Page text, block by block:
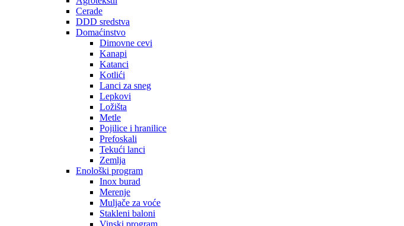
Cerade
DDD sredstva
Domaćinstvo
Dimovne cevi
Kanapi
Katanci
Kotlići
Lanci za sneg
Lepkovi
Ložišta
Metle
Pojilice i hranilice
Prefoskali
Tekući lanci
Zemlja
Enološki program
Inox burad
Merenje
Muljače za voće
Stakleni baloni
Vinski program